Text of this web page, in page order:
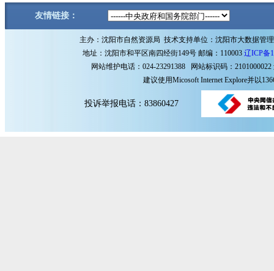
友情链接：
主办：沈阳市自然资源局 技术支持单位：沈阳市大数据管
地址：沈阳市和平区南四经街149号 邮编：110003 辽ICP备
网站维护电话：024-23291388 网站标识码：2101000022
建议使用Micosoft Internet Explore并以
投诉举报电话：83860427